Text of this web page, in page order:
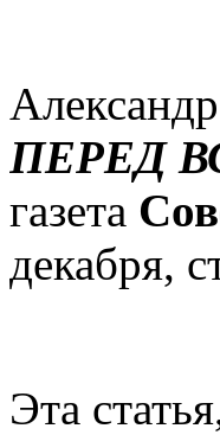
ПЕРЕД
газета
декабря,
Эта